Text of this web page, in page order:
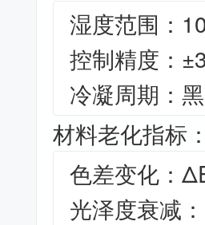
湿度范围：
控制精度：
冷凝周期：
材料老化指标：
色差变化：
光泽度衰减